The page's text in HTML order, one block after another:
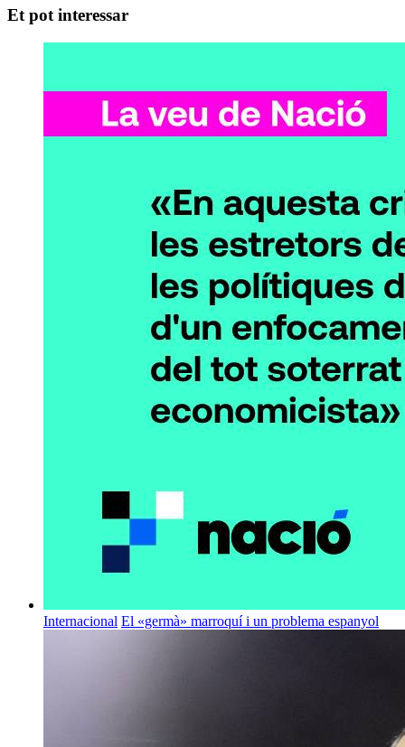
Et pot interessar
Internacional El «germà» marroquí i un problema espanyol